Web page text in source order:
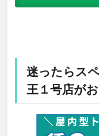
迷ったらス
王１号店が